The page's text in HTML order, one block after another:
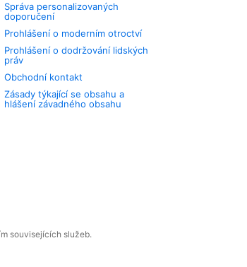
Správa personalizovaných
doporučení
Prohlášení o moderním otroctví
Prohlášení o dodržování lidských
práv
Obchodní kontakt
Zásady týkající se obsahu a
hlášení závadného obsahu
souvisejících služeb.